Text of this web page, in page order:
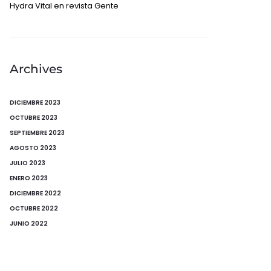
Hydra Vital en revista Gente
Archives
DICIEMBRE 2023
OCTUBRE 2023
SEPTIEMBRE 2023
AGOSTO 2023
JULIO 2023
ENERO 2023
DICIEMBRE 2022
OCTUBRE 2022
JUNIO 2022